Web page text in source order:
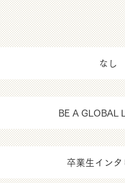
なし
BE A GLOBAL
卒業生インタ